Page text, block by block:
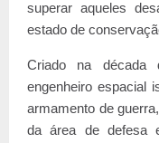
superar aqueles
estado de
Criado na década
engenheiro espacial
armamento de
da área de defesa